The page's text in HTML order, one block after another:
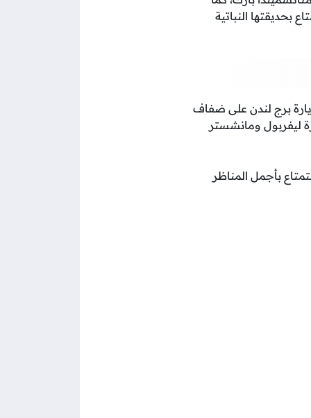
بحديقتها النباتية
برج لندن على ضفاف
ليفربول ومانشستر
بأجمل المناظر